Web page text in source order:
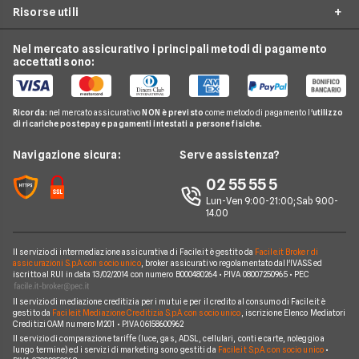
Conti e Carte
Pay TV
Noleggio Lungo Termine
News
Contatti
Migliori Offerte Luce
Migliori Offerte Gas
Climatizzazione
Costo Kwh
Cambio gestore energia
Miglior Fornitore Energia Elettrica
Miglior Fornitore Gas
Eni Plenitude
Acea
Gas Natural
A2A
Edison
Iren
Optima
Sorgenia
Fornitori Energetici
Risorse utili
Osservatorio Gas e Luce
Guida Luce e Gas
Domande Luce e Gas
Glossario Gas e Luce
Notizie Luce e Gas
Argomenti in evidenza Gas e Luce
Nel mercato assicurativo i principali metodi di pagamento
accettati sono:
Ricorda: nel mercato assicurativo NON è previsto come metodo di pagamento l'utilizzo
di ricariche postepay e pagamenti intestati a persone fisiche.
Navigazione sicura: Serve assistenza?
02 55 55 5
Lun-Ven 9:00-21:00; Sab 9.00-
14.00
Il servizio di intermediazione assicurativa di Facile.it è gestito da Facile.it Broker di
assicurazioni S.p.A. con socio unico, broker assicurativo regolamentato dall'IVASS ed
iscritto al RUI in data 13/02/2014 con numero B000480264 • P.IVA 08007250965 • PEC
Il servizio di mediazione creditizia per i mutui e per il credito al consumo di Facile.it è
gestito da Facile.it Mediazione Creditizia S.p.A. con socio unico , iscrizione Elenco Mediatori
Creditizi OAM numero M201 • P.IVA 06158600962
Il servizio di comparazione tariffe (luce, gas, ADSL, cellulari, conti e carte, noleggio a
lungo termine) ed i servizi di marketing sono gestiti da Facile.it S.p.A. con socio unico•